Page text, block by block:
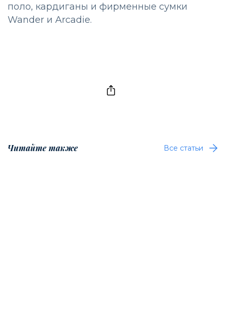
поло, кардиганы и фирменные сумки
Wander и Arcadie.
Читайте также Все статьи